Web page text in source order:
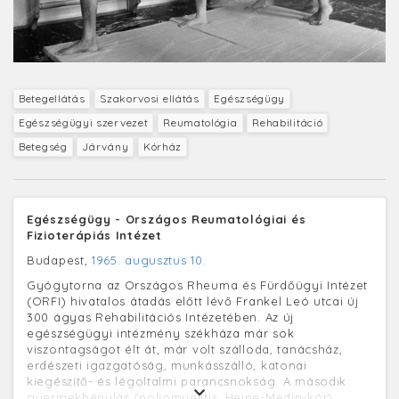
Betegellátás Szakorvosi ellátás
Egészségügy
Egészségügyi szervezet
Reumatológia
Rehabilitáció
Betegség
Járvány Kórház
Egészségügy - Országos Reumatológiai és
Fizioterápiás Intézet
Budapest, 1965. augusztus 10.
Gyógytorna az Országos Rheuma és Fürdőügyi Intézet
(ORFI) hivatalos átadás előtt lévő Frankel Leó utcai új
300 ágyas Rehabilitációs Intézetében. Az új
egészségügyi intézmény székháza már sok
viszontagságot élt át, már volt szálloda, tanácsház,
erdészeti igazgatóság, munkásszálló, katonai
kiegészítő- és légoltalmi parancsnokság. A második